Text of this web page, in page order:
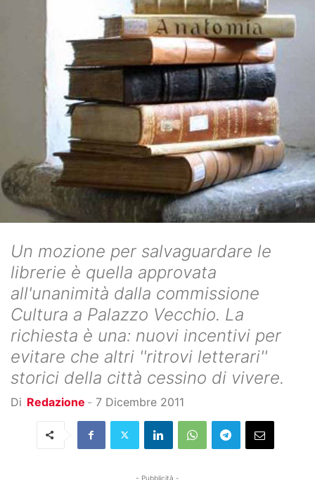
Un mozione per salvaguardare le
librerie è quella approvata
all'unanimità dalla commissione
Cultura a Palazzo Vecchio. La
richiesta è una: nuovi incentivi per
evitare che altri ''ritrovi letterari''
storici della città cessino di vivere.
Di Redazione - 7 Dicembre 2011
- Pubblicità -